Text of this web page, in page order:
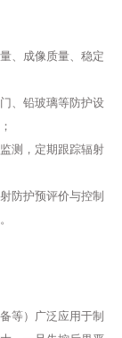
、成像质量、稳定
、铅玻璃等防护设
测，定期跟踪辐射
防护预评价与控制
等）广泛应用于制